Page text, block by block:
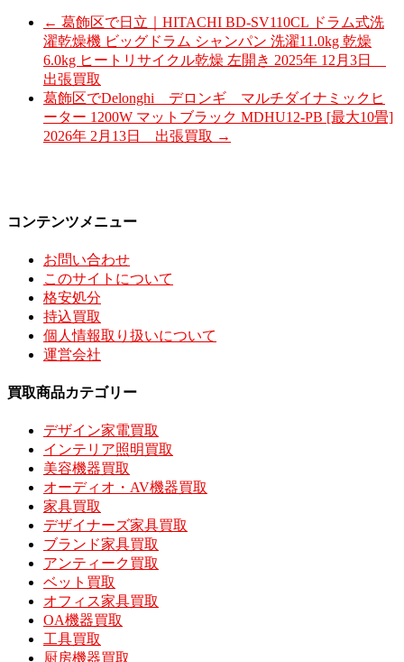
← 葛飾区で日立｜HITACHI BD-SV110CL ドラム式洗
濯乾燥機 ビッグドラム シャンパン 洗濯11.0kg 乾燥
6.0kg ヒートリサイクル乾燥 左開き 2025年 12月3日
出張買取
葛飾区でDelonghi デロンギ マルチダイナミックヒ
ーター 1200W マットブラック MDHU12-PB [最大10畳]
2026年 2月13日 出張買取 →
コンテンツメニュー
お問い合わせ
このサイトについて
格安処分
持込買取
個人情報取り扱いについて
運営会社
買取商品カテゴリー
デザイン家電買取
インテリア照明買取
美容機器買取
オーディオ・AV機器買取
家具買取
デザイナーズ家具買取
ブランド家具買取
アンティーク買取
ベット買取
オフィス家具買取
OA機器買取
工具買取
厨房機器買取